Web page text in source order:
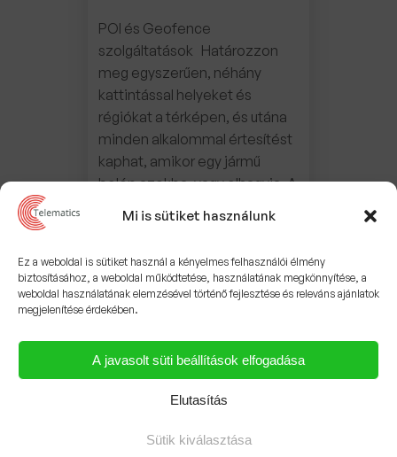
Mi is sütiket használunk
Ez a weboldal is sütiket használ a kényelmes felhasználói élmény
biztosításához, a weboldal működtetése, használatának megkönnyítése, a
weboldal használatának elemzésével történő fejlesztése és releváns ajánlatok
megjelenítése érdekében.
A javasolt süti beállítások elfogadása
Elutasítás
Sütik kiválasztása
POI és Geofence
szolgáltatások Határozzon
meg egyszerűen, néhány
kattintással helyeket és
régiókat a térképen, és utána
minden alkalommal értesítést
kaphat, amikor egy jármű
belép azokba, vagy elhagyja. A
kíséri azt a területet, ahol a
járművezetők utaznak.
Útvonalak kialakítása és azok
nyomon követése A […]
ábrázolása A